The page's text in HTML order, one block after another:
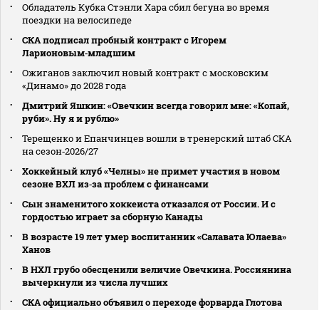
Обладатель Кубка Стэнли Хара сбил бегуна во время
поездки на велосипеде
СКА подписал пробный контракт с Игорем
Ларионовым‑младшим
Ожиганов заключил новый контракт с московским
«Динамо» до 2028 года
Дмитрий Яшкин: «Овечкин всегда говорил мне: «Копай,
руби». Ну я и рублю»
Терещенко и Епанчинцев вошли в тренерский штаб СКА
на сезон‑2026/27
Хоккейный клуб «Челны» не примет участия в новом
сезоне ВХЛ из‑за проблем с финансами
Сын знаменитого хоккеиста отказался от России. И с
гордостью играет за сборную Канады
В возрасте 19 лет умер воспитанник «Салавата Юлаева»
Ханов
В НХЛ грубо обесценили величие Овечкина. Россиянина
вычеркнули из числа лучших
СКА официально объявил о переходе форварда Глотова